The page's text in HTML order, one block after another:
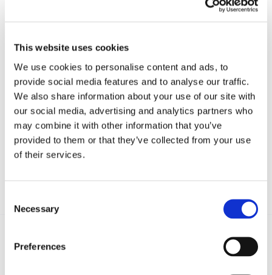
This website uses cookies
We use cookies to personalise content and ads, to
provide social media features and to analyse our traffic.
We also share information about your use of our site with
our social media, advertising and analytics partners who
may combine it with other information that you’ve
provided to them or that they’ve collected from your use
of their services.
Selection
Necessary
Preferences
(.pdf)
CONDIVIDI SUI SOCIAL